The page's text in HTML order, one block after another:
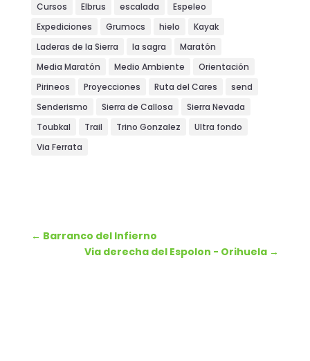
Cursos
Elbrus escalada
Espeleo
Expediciones
Grumocs hielo
Kayak
Laderas de la Sierra
la sagra
Maratón
Media Maratón
Medio Ambiente
Orientación
Pirineos
Proyecciones Ruta del Cares
send
Senderismo
Sierra de Callosa
Sierra Nevada
Toubkal
Trail Trino Gonzalez
Ultra fondo
Via Ferrata
← Barranco del Infierno
Via derecha del Espolon - Orihuela →